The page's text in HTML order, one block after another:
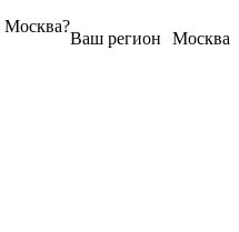
Москва
Ваш регион
Москва?